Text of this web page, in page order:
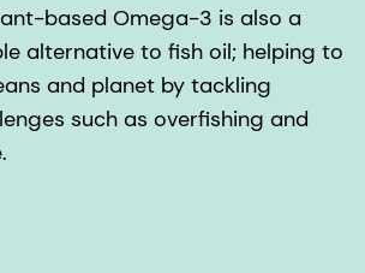
based Omega-3 is also a
alternative to fish oil; helping to
and planet by tackling
such as overfishing and